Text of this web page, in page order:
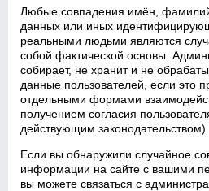
Любые совпадения имён,
данных или иных
реальными людьми являются
собой фактической основы.
собирает, не хранит и не
данные пользователей, если это
отдельными формами
получением согласия
действующим законодательством).
Если вы обнаружили случайное
информации на сайте с вашими
вы можете связаться с